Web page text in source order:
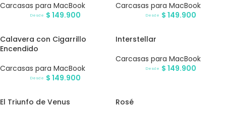
Carcasas para MacBook
Desde $ 149.900
Carcasas para MacBook
Desde $ 149.900
Calavera con Cigarrillo
Encendido
Carcasas para MacBook
Desde $ 149.900
Interstellar
Carcasas para MacBook
Desde $ 149.900
El Triunfo de Venus
Rosé